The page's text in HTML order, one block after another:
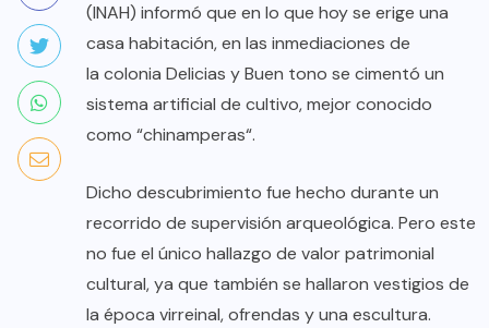
(INAH) informó que en lo que hoy se erige una
casa habitación, en las inmediaciones de
la colonia Delicias y Buen tono se cimentó un
sistema artificial de cultivo, mejor conocido
como “chinamperas“.
Dicho descubrimiento fue hecho durante un
recorrido de supervisión arqueológica. Pero este
no fue el único hallazgo de valor patrimonial
cultural, ya que también se hallaron vestigios de
la época virreinal, ofrendas y una escultura.